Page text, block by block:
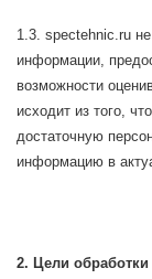
1.3. spectehnic.ru
информации,
возможности
исходит из того,
достаточную
информацию в
2. Цели